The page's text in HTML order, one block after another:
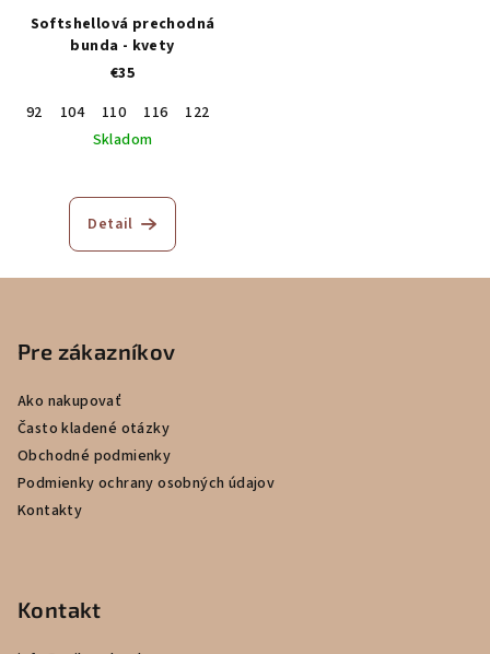
Softshellová prechodná
bunda - kvety
€35
92
104 110 116 122
Skladom
Detail
Pre zákazníkov
Ako nakupovať
Často kladené otázky
Obchodné podmienky
Podmienky ochrany osobných údajov
Kontakty
Kontakt